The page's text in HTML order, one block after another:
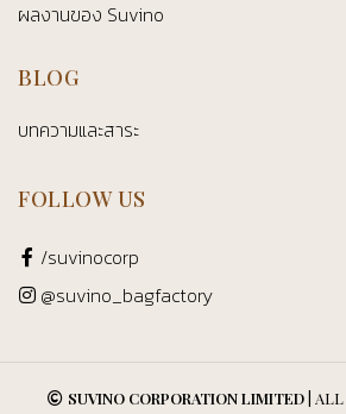
ผลงานของ Suvino
BLOG
บทความและสาระ
FOLLOW US
/suvinocorp
@suvino_bagfactory
SUVINO CORPORATION LIMITED| ALL